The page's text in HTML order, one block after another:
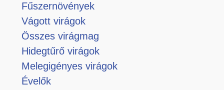
Fűszernövények
Vágott virágok
Összes virágmag
Hidegtűrő virágok
Melegigényes virágok
Évelők